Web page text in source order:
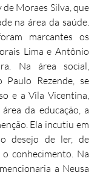
Moraes Silva, que
na área da saúde.
marcantes os
Lima e Antônio
Na área social,
Paulo Rezende, se
e a Vila Vicentina,
da educação, a
Ela incutiu em
desejo de ler, de
conhecimento. Na
a Neusa